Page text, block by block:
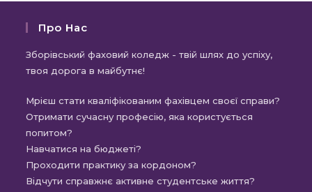
Про Нас
Зборівський фаховий коледж - твій шлях до успіху,
твоя дорога в майбутнє!
Мрієш стати кваліфікованим фахівцем своєї справи?
Отримати сучасну професію, яка користується
попитом?
Навчатися на бюджеті?
Проходити практику за кордоном?
Відчути справжнє активне студентське життя?